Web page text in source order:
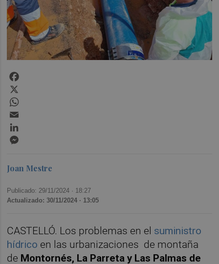
Joan Mestre
Publicado: 29/11/2024 · 18:27
Actualizado: 30/11/2024 · 13:05
CASTELLÓ. Los problemas en el suministro
hídrico en las urbanizaciones de montaña
de Montornés, La Parreta y Las Palmas de